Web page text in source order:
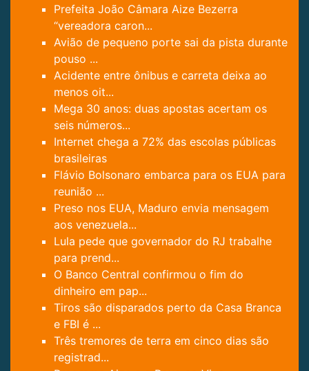
Prefeita João Câmara Aize Bezerra
“vereadora caron...
Avião de pequeno porte sai da pista durante
pouso ...
Acidente entre ônibus e carreta deixa ao
menos oit...
Mega 30 anos: duas apostas acertam os
seis números...
Internet chega a 72% das escolas públicas
brasileiras
Flávio Bolsonaro embarca para os EUA para
reunião ...
Preso nos EUA, Maduro envia mensagem
aos venezuela...
Lula pede que governador do RJ trabalhe
para prend...
O Banco Central confirmou o fim do
dinheiro em pap...
Tiros são disparados perto da Casa Branca
e FBI é ...
Três tremores de terra em cinco dias são
registrad...